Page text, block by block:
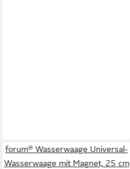
forum® Wasserwaage Universal-
Wasserwaage mit Magnet, 25 cm